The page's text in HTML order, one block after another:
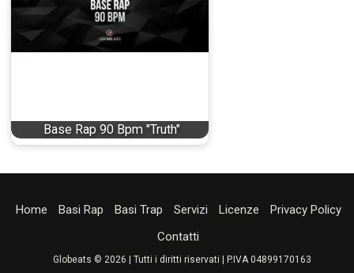
Base Rap 90 Bpm "Truth"
Home Basi Rap Basi Trap Servizi Licenze
Privacy Policy
Contatti
Globeats © 2026 | Tutti i diritti riservati | P.IVA 04899170163